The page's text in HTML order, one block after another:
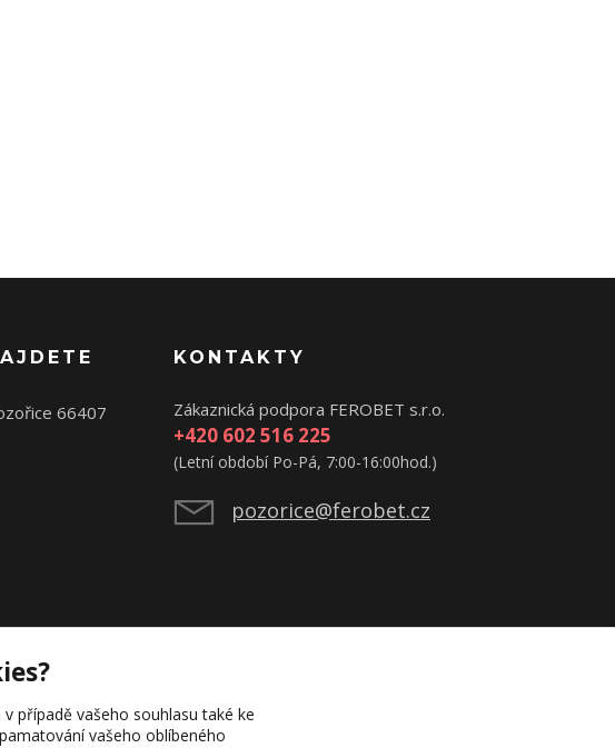
66407
KONTAKTY
Zákaznická podpora FEROBET s.r.o.
+420 602 516 225
(Letní období Po-Pá, 7:00-16:00hod.)
pozorice@ferobet.cz
případě vašeho souhlasu také ke
vašeho oblíbeného